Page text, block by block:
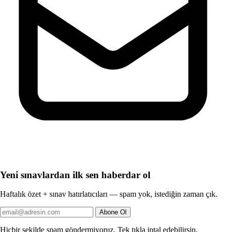
Yeni sınavlardan ilk sen haberdar ol
Haftalık özet + sınav hatırlatıcıları — spam yok, istediğin zaman çık.
Abone Ol
Hiçbir şekilde spam göndermiyoruz. Tek tıkla iptal edebilirsin.